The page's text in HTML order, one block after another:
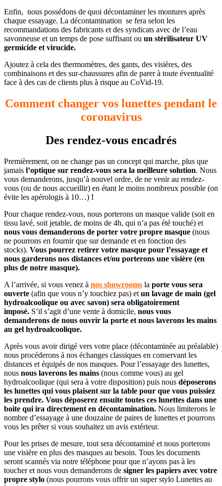
Enfin, nous possédons de quoi décontaminer les montures après
chaque essayage. La décontamination se fera selon les
recommandations des fabricants et des syndicats avec de l’eau
savonneuse et un temps de pose suffisant ou un stérilisateur UV
germicide et virucide.
Ajoutez à cela des thermomètres, des gants, des visières, des
combinaisons et des sur-chaussures afin de parer à toute éventualité
face à des cas de clients plus à risque au CoVid-19.
Comment changer vos lunettes pendant le
coronavirus
Des rendez-vous encadrés
Premièrement, on ne change pas un concept qui marche, plus que
jamais l’optique sur rendez-vous sera la meilleure solution. Nous
vous demanderons, jusqu’à nouvel ordre, de ne venir au rendez-
vous (ou de nous accueillir) en étant le moins nombreux possible (on
évite les apérologis à 10…) !
Pour chaque rendez-vous, nous porterons un masque valide (soit en
tissu lavé, soit jetable, de moins de 4h, qui n’a pas été touché) et
nous vous demanderons de porter votre propre masque (nous
ne pourrons en fournir que sur demande et en fonction des
stocks). Vous pourrez retirer votre masque pour l’essayage et
nous garderons nos distances et/ou porterons une visière (en
plus de notre masque).
A l’arrivée, si vous venez à nos showrooms la porte vous sera
ouverte (afin que vous n’y touchiez pas) et un lavage de main (gel
hydroalcoolique ou avec savon) sera obligatoirement
imposé. S’il s’agit d’une vente à domicile, nous vous
demanderons de nous ouvrir la porte et nous laverons les mains
au gel hydroalcoolique.
Après vous avoir dirigé vers votre place (décontaminée au préalable)
nous procéderons à nos échanges classiques en conservant les
distances et équipés de nos masques. Pour l’essayage des lunettes,
nous nous laverons les mains (nous comme vous) au gel
hydroalcoolique (qui sera à votre disposition) puis nous déposerons
les lunettes qui vous plaisent sur la table pour que vous puissiez
les prendre. Vous déposerez ensuite toutes ces lunettes dans une
boite qui ira directement en décontamination. Nous limiterons le
nombre d’essayage à une douzaine de paires de lunettes et pourrons
vous les prêter si vous souhaitez un avis extérieur.
Pour les prises de mesure, tout sera décontaminé et nous porterons
une visière en plus des masques au besoin. Tous les documents
seront scannés via notre téléphone pour que n’ayons pas à les
toucher et nous vous demanderons de signer les papiers avec votre
propre stylo (nous pourrons vous offrir un super stylo Lunettes au